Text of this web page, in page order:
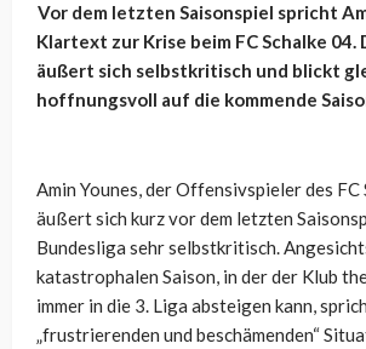
Vor dem letzten Saisonspiel spricht
Klartext zur Krise beim FC Schalke 04.
äußert sich selbstkritisch und blickt
hoffnungsvoll auf die kommende
Amin Younes, der Offensivspieler des FC
äußert sich kurz vor dem letzten
Bundesliga sehr selbstkritisch.
katastrophalen Saison, in der der Klub
immer in die 3. Liga absteigen kann,
„frustrierenden und beschämenden“